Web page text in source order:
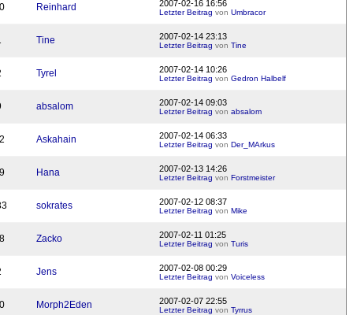
Reinhard 2007-02-16 16:56
Letzter Beitrag von Umbracor
Tine 2007-02-14 23:13
Letzter Beitrag von Tine
Tyrel 2007-02-14 10:26
Letzter Beitrag von Gedron Halbelf
absalom 2007-02-14 09:03
Letzter Beitrag von absalom
Askahain 2007-02-14 06:33
Letzter Beitrag von Der_MArkus
Hana 2007-02-13 14:26
Letzter Beitrag von Forstmeister
sokrates 2007-02-12 08:37
Letzter Beitrag von Mike
Zacko 2007-02-11 01:25
Letzter Beitrag von Turis
Jens 2007-02-08 00:29
Letzter Beitrag von Voiceless
Morph2Eden 2007-02-07 22:55
Letzter Beitrag von Tyrrus